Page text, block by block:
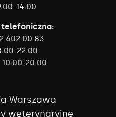
14:00
telefoniczna:
602 00 83
22:00
10:00-20:00
Warszawa
weterynaryjne